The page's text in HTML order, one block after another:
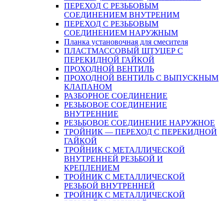
ПЕРЕХОД С РЕЗЬБОВЫМ
СОЕДИНЕНИЕМ ВНУТРЕНИМ
ПЕРЕХОД С РЕЗЬБОВЫМ
СОЕДИНЕНИЕМ НАРУЖНЫМ
Планка установочная для смесителя
ПЛАСТМАССОВЫЙ ШТУЦЕР С
ПЕРЕКИДНОЙ ГАЙКОЙ
ПРОХОДНОЙ ВЕНТИЛЬ
ПРОХОДНОЙ ВЕНТИЛЬ С ВЫПУСКНЫМ
КЛАПАНОМ
РАЗБОРНОЕ СОЕДИНЕНИЕ
РЕЗЬБОВОЕ СОЕДИНЕНИЕ
ВНУТРЕННИЕ
РЕЗЬБОВОЕ СОЕДИНЕНИЕ НАРУЖНОЕ
ТРОЙНИК — ПЕРЕХОД С ПЕРЕКИДНОЙ
ГАЙКОЙ
ТРОЙНИК С МЕТАЛЛИЧЕСКОЙ
ВНУТРЕННЕЙ РЕЗЬБОЙ И
КРЕПЛЕНИЕМ
ТРОЙНИК С МЕТАЛЛИЧЕСКОЙ
РЕЗЬБОЙ ВНУТРЕННЕЙ
ТРОЙНИК С МЕТАЛЛИЧЕСКОЙ